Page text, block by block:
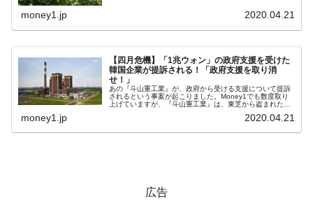
Fact1
全て勝つといくら？ 競馬GI競走で勝利騎手がもら
える賞金とは？
Fact1 平成仮面ライダーの意外すぎるモチーフとは？
発表から2日で大崩壊、鳴かず飛ばずに終わりそう
なスーパーリーグとは？
Fact1
日本人マスターズ挑戦の歴史。松山以前に最高位
だった選手とは？
セレクトセールの高額取引馬が稼いだ金額とは？
money1.jp 2020.04.21
【四月危機】「1兆ウォン」の政府支援を受けた
韓国企業が提訴される！「政府支援を取り消
せ！」
あの『斗山重工業』が、政府から受ける支援について提訴
されるという事案が起こりました。Money1でも数度取り
上げていますが、『斗山重工業』は、東芝から盗まれたハ
money1.jp 2020.04.21
広告